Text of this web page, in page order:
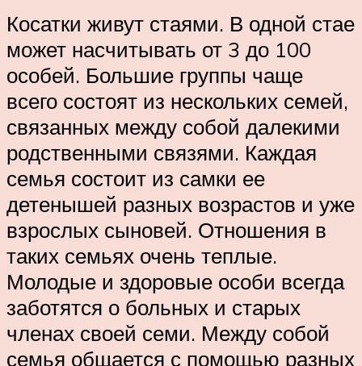
Косатки живут стаями. В одной стае
может насчитывать от 3 до 100
особей. Большие группы чаще
всего состоят из нескольких семей,
связанных между собой далекими
родственными связями. Каждая
семья состоит из самки ее
детенышей разных возрастов и уже
взрослых сыновей. Отношения в
таких семьях очень теплые.
Молодые и здоровые особи всегда
заботятся о больных и старых
членах своей семи. Между собой
семья общается с помощью разных